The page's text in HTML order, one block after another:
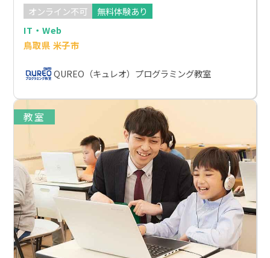
オンライン不可
無料体験あり
IT・Web
鳥取県 米子市
QUREO（キュレオ）プログラミング教室
教室